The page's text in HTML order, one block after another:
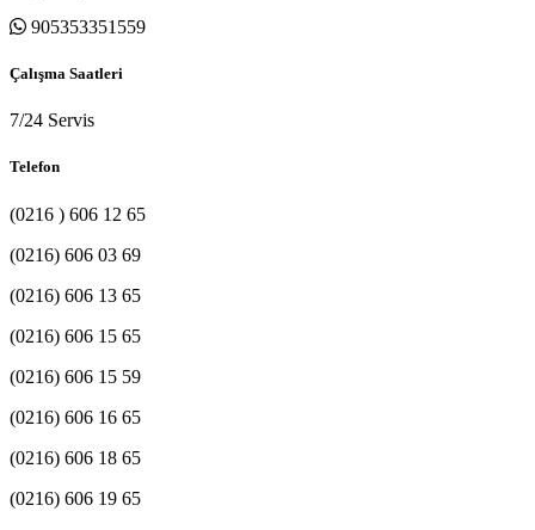
905353351559
Çalışma Saatleri
7/24 Servis
Telefon
(0216 ) 606 12 65
(0216) 606 03 69
(0216) 606 13 65
(0216) 606 15 65
(0216) 606 15 59
(0216) 606 16 65
(0216) 606 18 65
(0216) 606 19 65